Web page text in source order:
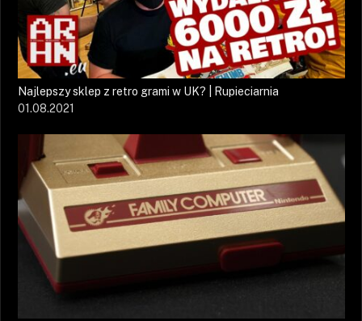
Najlepszy sklep z retro grami w UK? | Rupieciarnia
01.08.2021